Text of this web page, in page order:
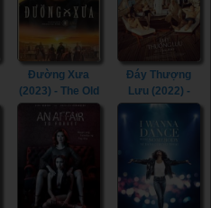
Đường Xưa
(2023) - The Old
Way (2023)
Đáy Thượng
Lưu (2022) -
Triangle of
Sadness (2022)